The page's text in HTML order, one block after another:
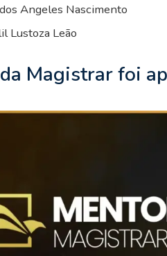
Angeles Nascimento
Lustoza Leão
Magistrar foi